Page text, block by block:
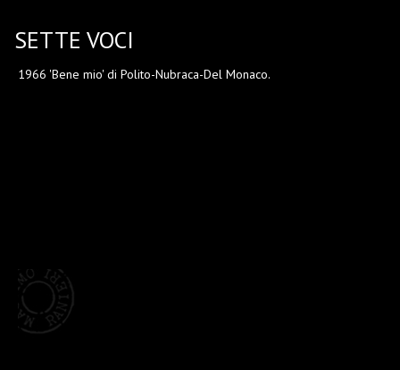
SETTE VOCI
1966 'Bene mio' di Polito-Nubraca-Del Monaco.